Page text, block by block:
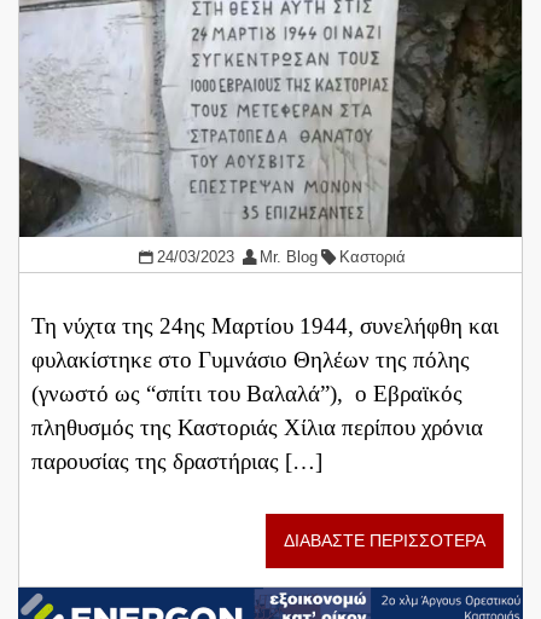
24/03/2023 Mr. Blog Καστοριά
Τη νύχτα της 24ης Μαρτίου 1944, συνελήφθη και
φυλακίστηκε στο Γυμνάσιο Θηλέων της πόλης
(γνωστό ως “σπίτι του Βαλαλά”), ο Εβραϊκός
πληθυσμός της Καστοριάς Χίλια περίπου χρόνια
παρουσίας της δραστήριας […]
ΔΙΑΒΑΣΤΕ ΠΕΡΙΣΣΟΤΕΡΑ